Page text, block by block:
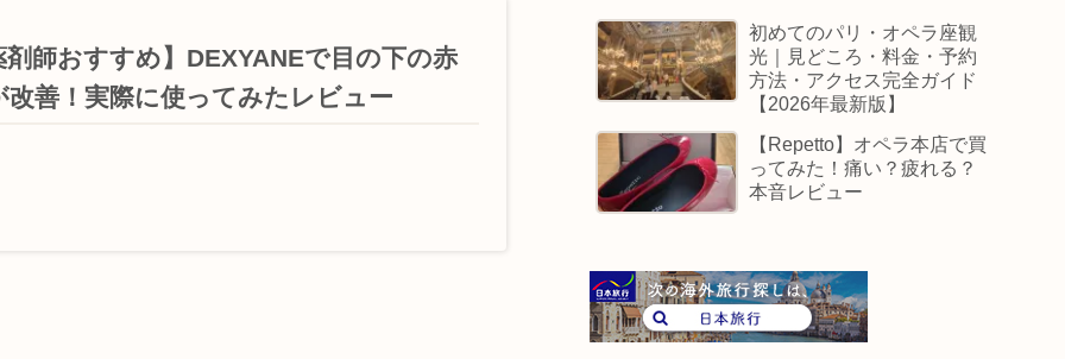
剤師おすすめ】DEXYANEで目の下の赤
改善！実際に使ってみたレビュー
初めてのパリ・オペラ座観
光｜見どころ・料金・予約
方法・アクセス完全ガイド
【2026年最新版】
【Repetto】オペラ本店で買
ってみた！痛い？疲れる？
本音レビュー